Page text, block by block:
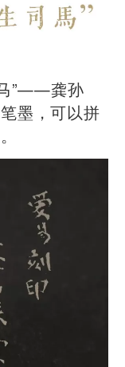
”——龚孙
墨，可以拼